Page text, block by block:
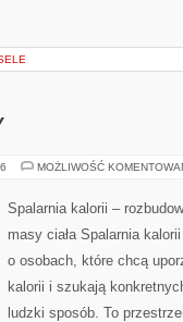
MOŻLIWOŚĆ
Spalarnia kalorii –
masy ciała Spalarnia
o osobach, które chcą
kalorii i szukają
ludzki sposób. To